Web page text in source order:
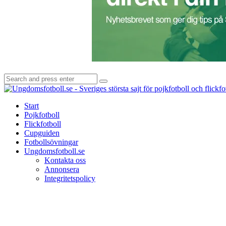
Search
for:
Search
Start
Pojkfotboll
Flickfotboll
Cupguiden
Fotbollsövningar
Ungdomsfotboll.se
Kontakta oss
Annonsera
Integritetspolicy